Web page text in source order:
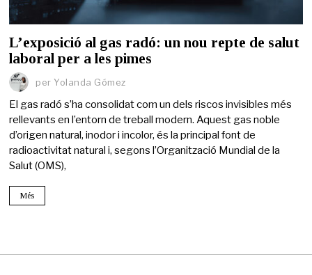
L’exposició al gas radó: un nou repte de salut
laboral per a les pimes
per Yolanda Gómez
El gas radó s’ha consolidat com un dels riscos invisibles més
rellevants en l’entorn de treball modern. Aquest gas noble
d’origen natural, inodor i incolor, és la principal font de
radioactivitat natural i, segons l’Organització Mundial de la
Salut (OMS),
Més